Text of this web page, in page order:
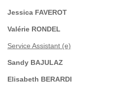
Jessica FAVEROT
Valérie RONDEL
Service Assistant (e)
Sandy BAJULAZ
Elisabeth BERARDI